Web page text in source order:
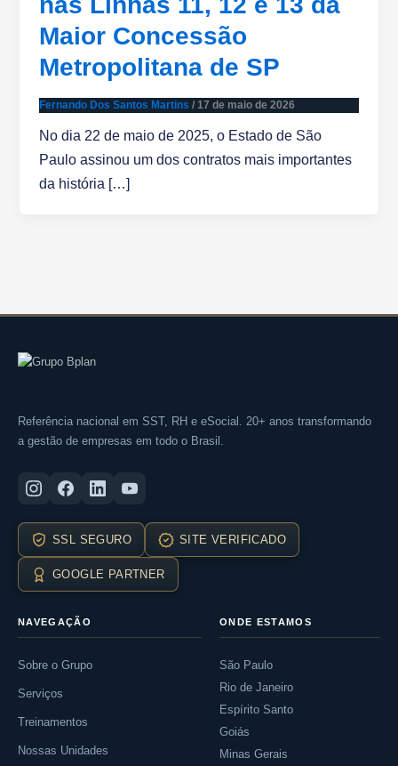
Maior Concessão
Metropolitana de SP
Fernando Dos Santos Martins/ 17 de maio de 2026
No dia 22 de maio de 2025, o Estado de São
Paulo assinou um dos contratos mais importantes
da história […]
Referência nacional em SST, RH e eSocial. 20+ anos transformando
a gestão de empresas em todo o Brasil.
SSL SEGURO SITE VERIFICADO
GOOGLE PARTNER
NAVEGAÇÃO
Sobre o Grupo
Serviços
Treinamentos
Nossas Unidades
ONDE ESTAMOS
São Paulo
Rio de Janeiro
Espírito Santo
Goiás
Minas Gerais